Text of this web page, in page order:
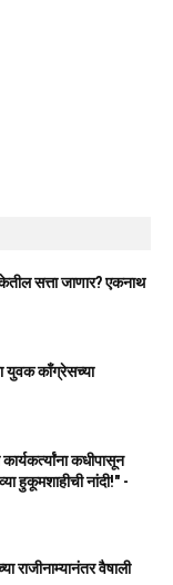
सत्ता जाणार? एकनाथ
युवक काँग्रेसच्या
कधीपासून
हुकूमशाहीची नांदी!" -
राजीनाम्यानंतर वैषाली